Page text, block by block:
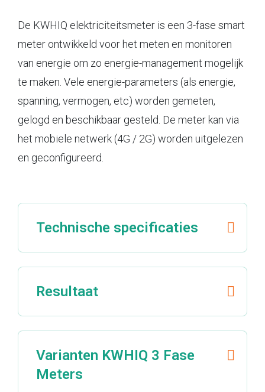
De KWHIQ elektriciteitsmeter is een 3-fase smart
meter ontwikkeld voor het meten en monitoren
van energie om zo energie-management mogelijk
te maken. Vele energie-parameters (als energie,
spanning, vermogen, etc) worden gemeten,
gelogd en beschikbaar gesteld. De meter kan via
het mobiele netwerk (4G / 2G) worden uitgelezen
en geconfigureerd.
Technische specificaties
Resultaat
Varianten KWHIQ 3 Fase
Meters